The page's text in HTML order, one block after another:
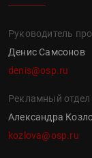
Руководитель
Денис Самсонов
denis@osp.ru
Рекламный отдел
Александра
kozlova@osp.ru